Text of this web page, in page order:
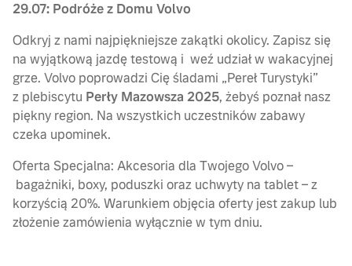
29.07: Podróże z Domu Volvo
Odkryj z nami najpiękniejsze zakątki okolicy. Zapisz się
na wyjątkową jazdę testową i weź udział w wakacyjnej
grze. Volvo poprowadzi Cię śladami „Pereł Turystyki”
z plebiscytu Perły Mazowsza 2025, żebyś poznał nasz
piękny region. Na wszystkich uczestników zabawy
czeka upominek.
Oferta Specjalna: Akcesoria dla Twojego Volvo –
bagażniki, boxy, poduszki oraz uchwyty na tablet – z
korzyścią 20%. Warunkiem objęcia oferty jest zakup lub
złożenie zamówienia wyłącznie w tym dniu.